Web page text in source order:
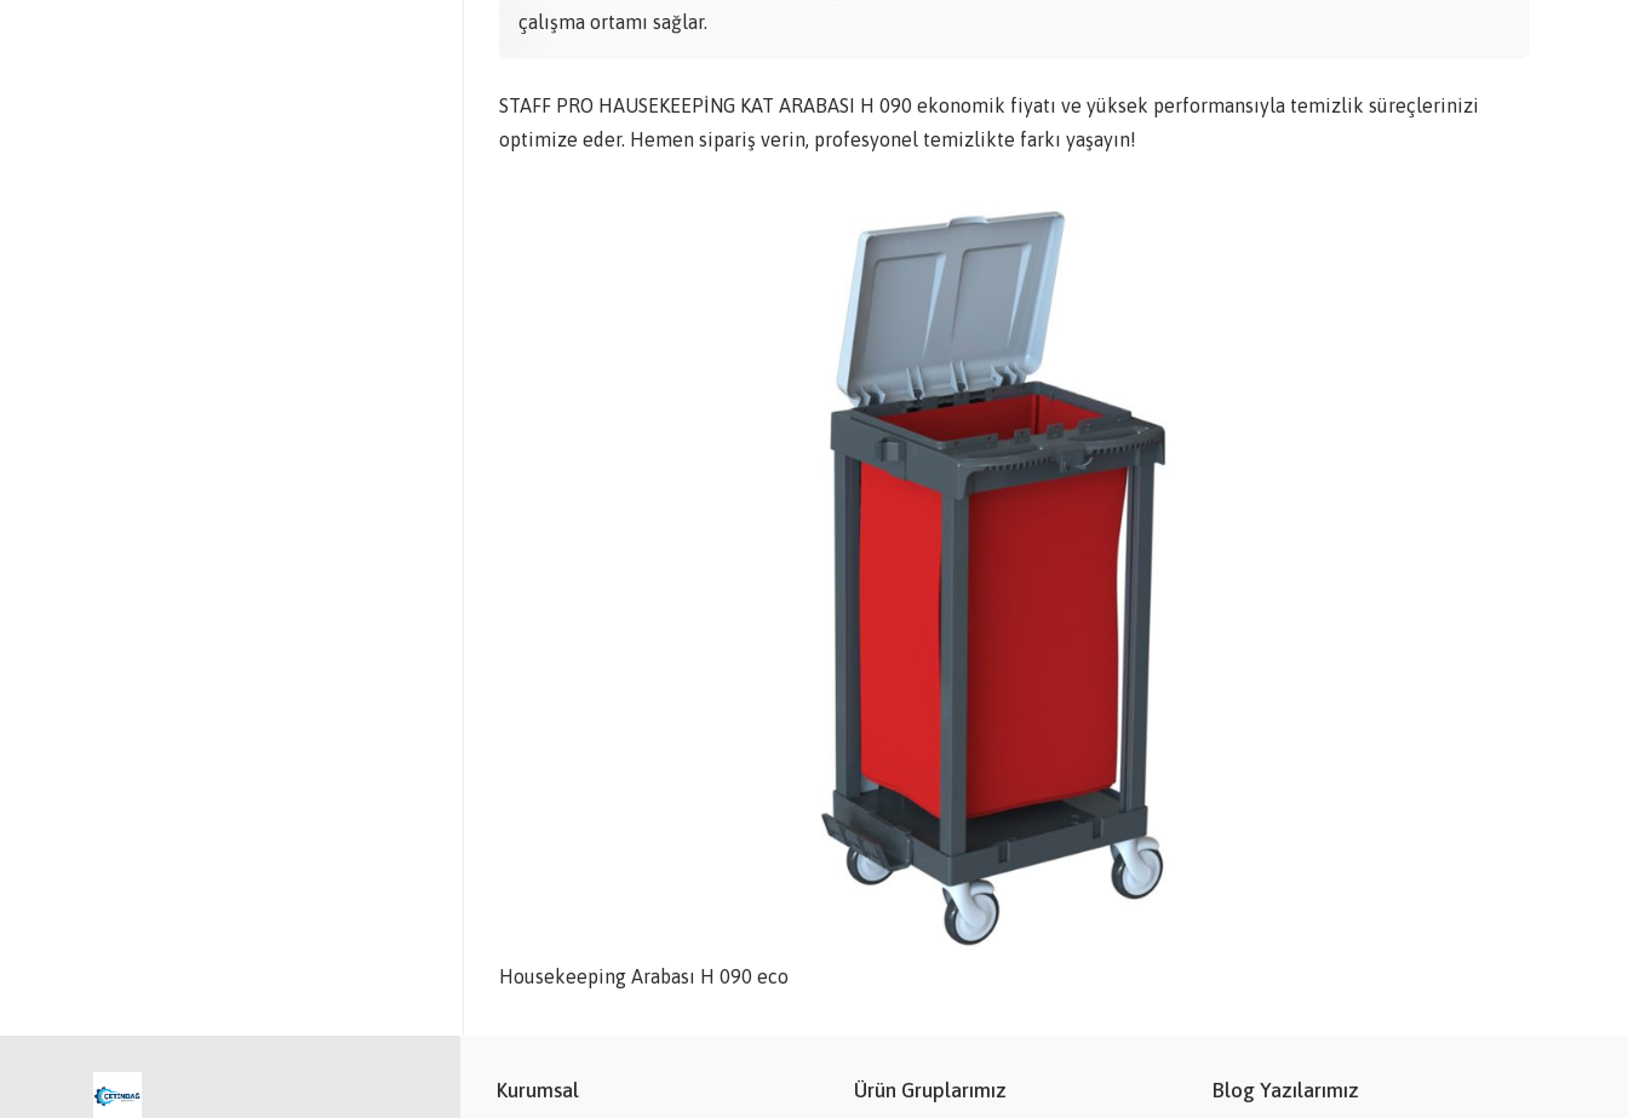
çalışma ortamı sağlar.
STAFF PRO HAUSEKEEPİNG KAT ARABASI H 090 ekonomik fiyatı ve yüksek performansıyla temizlik süreçlerinizi
optimize eder. Hemen sipariş verin, profesyonel temizlikte farkı yaşayın!
Housekeeping Arabası H 090 eco
Kurumsal Ürün Gruplarımız Blog Yazılarımız